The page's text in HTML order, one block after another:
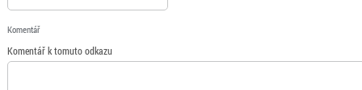
Komentář
Komentář k tomuto odkazu